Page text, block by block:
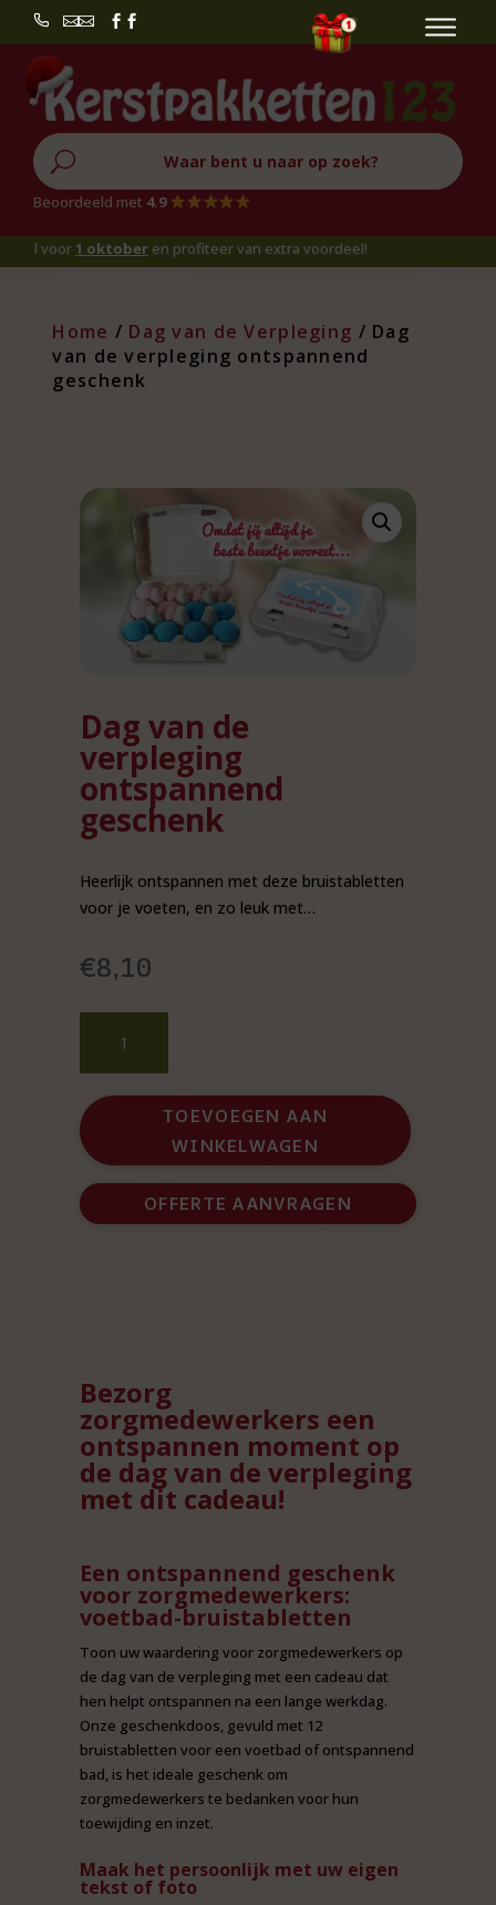
 
U
Beoordeeld met 4.9
1 oktoberen profiteer van extra voordeel!
Home / Dag van de Verpleging / Dag
van de verpleging ontspannend
geschenk
Dag van de
verpleging
ontspannend
geschenk
Heerlijk ontspannen met deze bruistabletten
voor je voeten, en zo leuk met…
€8,10
de
verpleging
ontspannend
geschenk
aantal
TOEVOEGEN AAN
WINKELWAGEN
OFFERTE AANVRAGEN
Bezorg
zorgmedewerkers een
ontspannen moment op
de dag van de verpleging
met dit cadeau!
Een ontspannend geschenk
voor zorgmedewerkers:
voetbad-bruistabletten
Toon uw waardering voor zorgmedewerkers op
de dag van de verpleging met een cadeau dat
hen helpt ontspannen na een lange werkdag.
Onze geschenkdoos, gevuld met 12
bruistabletten voor een voetbad of ontspannend
bad, is het ideale geschenk om
zorgmedewerkers te bedanken voor hun
toewijding en inzet.
Maak het persoonlijk met uw eigen
tekst of foto